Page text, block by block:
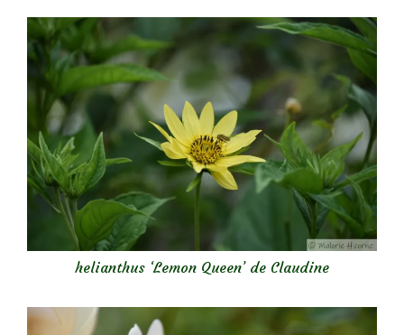
helianthus ‘Lemon Queen’ de Claudine